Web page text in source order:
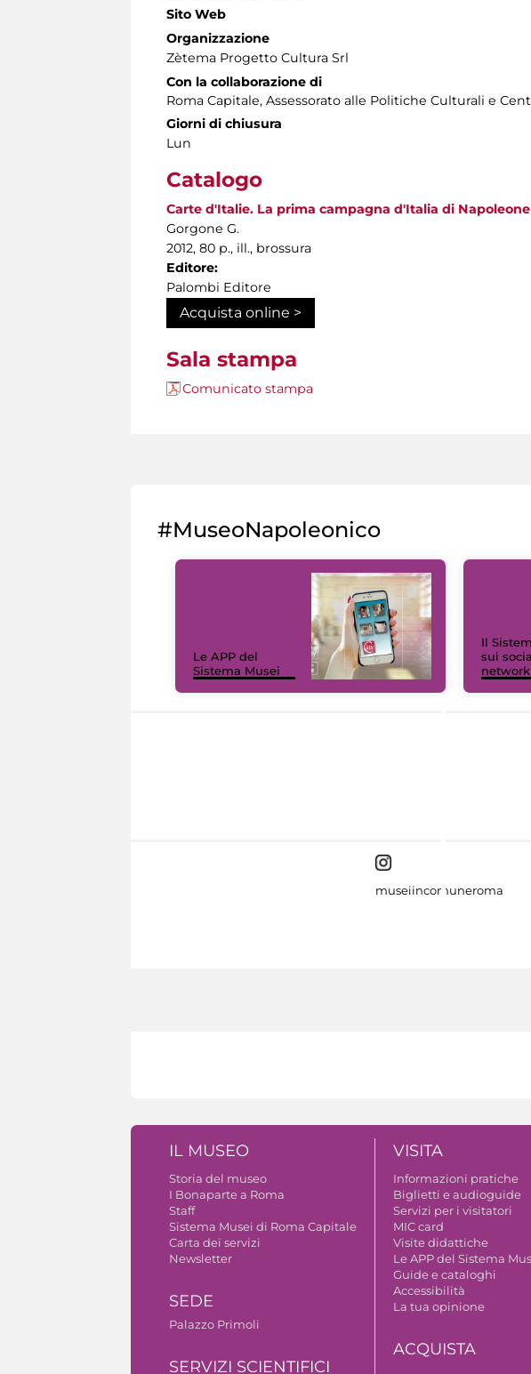
Sito Web
Organizzazione
Zètema Progetto Cultura Srl
Con la collaborazione di
Roma Capitale, Assessorato alle Politiche Culturali e
Giorni di chiusura
Lun
Catalogo
Carte d'Italie. La prima campagna d'Italia di
Gorgone G.
2012, 80 p., ill., brossura
Editore:
Palombi Editore
Acquista online >
Sala stampa
Comunicato stampa
#MuseoNapoleonico
Le APP del
Sistema Musei
Il
sui
network
museiincomuneroma
IL MUSEO
Storia del museo
I Bonaparte a Roma
Staff
Sistema Musei di Roma Capitale
Carta dei servizi
Newsletter
SEDE
Palazzo Primoli
SERVIZI SCIENTIFICI
VISITA
Informazioni pratiche
Biglietti e audioguide
Servizi per i visitatori
MIC card
Visite didattiche
Le APP del Sistema
Guide e cataloghi
Accessibilità
La tua opinione
ACQUISTA